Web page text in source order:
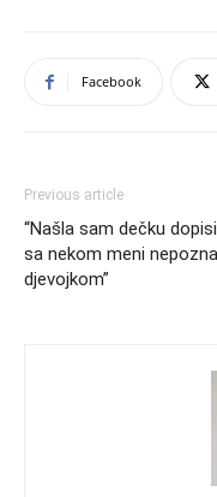
Facebook
Previous article
“Našla sam dečku
sa nekom meni
djevojkom”